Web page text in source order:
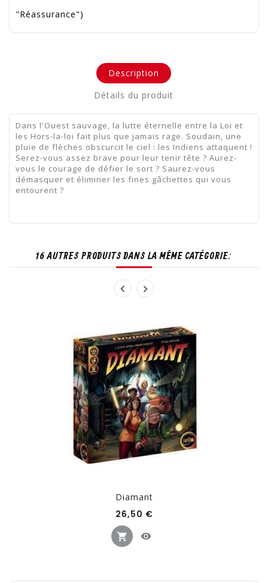
"Réassurance")
Description
Détails du produit
Dans l'Ouest sauvage, la lutte éternelle entre la Loi et
les Hors-la-loi fait plus que jamais rage. Soudain, une
pluie de flèches obscurcit le ciel : les Indiens attaquent !
Serez-vous assez brave pour leur tenir tête ? Aurez-
vous le courage de défier le sort ? Saurez-vous
démasquer et éliminer les fines gâchettes qui vous
entourent ?
16 AUTRES PRODUITS DANS LA MÊME CATÉGORIE:
Diamant
26,50 €Prix